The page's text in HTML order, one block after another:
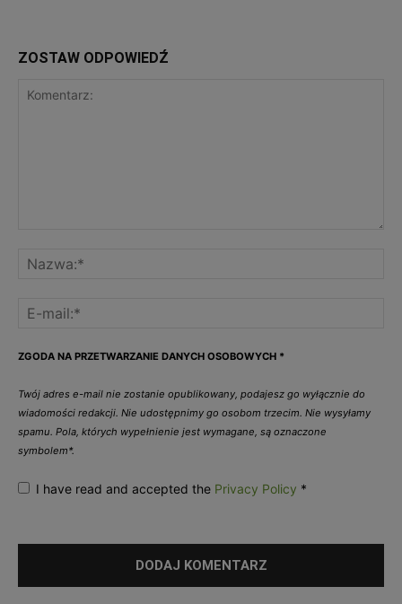
ZOSTAW ODPOWIEDŹ
ZGODA NA PRZETWARZANIE DANYCH OSOBOWYCH *
Twój adres e-mail nie zostanie opublikowany, podajesz go wyłącznie do
wiadomości redakcji. Nie udostępnimy go osobom trzecim. Nie wysyłamy
spamu. Pola, których wypełnienie jest wymagane, są oznaczone
symbolem*.
I have read and accepted the Privacy Policy *